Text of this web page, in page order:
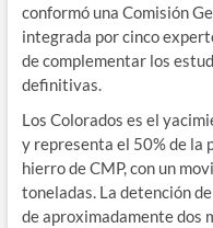
conformó una Comisión
integrada por cinco
de complementar los
definitivas.
Los Colorados es el
y representa el 50% de la
hierro de CMP, con un
toneladas. La detención
de aproximadamente dos